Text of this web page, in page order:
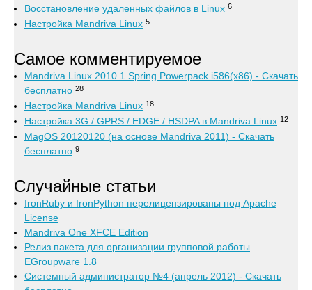
Восстановление удаленных файлов в Linux 6
Настройка Mandriva Linux 5
Самое комментируемое
Mandriva Linux 2010.1 Spring Powerpack i586(x86) - Скачать
бесплатно 28
Настройка Mandriva Linux 18
Настройка 3G / GPRS / EDGE / HSDPA в Mandriva Linux 12
MagOS 20120120 (на основе Mandriva 2011) - Скачать
бесплатно 9
Случайные статьи
IronRuby и IronPython перелицензированы под Apache
License
Mandriva One XFCE Edition
Релиз пакета для организации групповой работы
EGroupware 1.8
Системный администратор №4 (апрель 2012) - Скачать